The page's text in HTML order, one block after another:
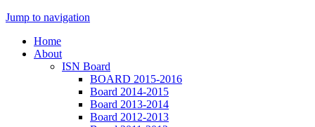
Jump to navigation
Home
About
ISN Board
BOARD 2015-2016
Board 2014-2015
Board 2013-2014
Board 2012-2013